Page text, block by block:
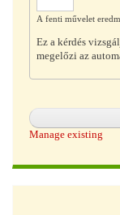
A fenti művelet
Ez a kérdés
megelőzi az
Manage existing